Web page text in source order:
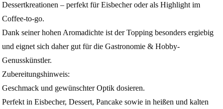
Dessertkreationen – perfekt für Eisbecher oder als Highlight im
Coffee-to-go.
Dank seiner hohen Aromadichte ist der Topping besonders ergiebig
und eignet sich daher gut für die Gastronomie & Hobby-
Genusskünstler.
Zubereitungshinweis:
Geschmack und gewünschter Optik dosieren.
Perfekt in Eisbecher, Dessert, Pancake sowie in heißen und kalten